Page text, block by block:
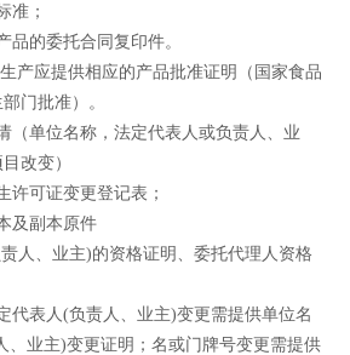
；
的委托合同复印件。
应提供相应的产品批准证明（国家食品
门批准）。
单位名称，法定代表人或负责人、业
改变）
可证变更登记表；
副本原件
、业主)的资格证明、委托代理人资格
表人(负责人、业主)变更需提供单位名
、业主)变更证明；名或门牌号变更需提供